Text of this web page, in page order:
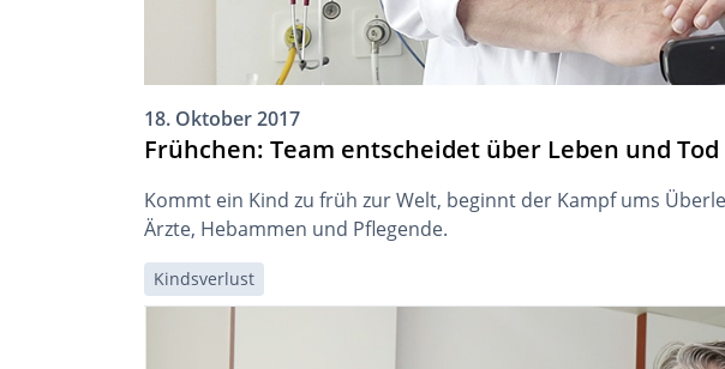
18. Oktober 2017
Frühchen: Team entscheidet über Leben und Tod
Kommt ein Kind zu früh zur Welt, beginnt der Kampf ums
Ärzte, Hebammen und Pflegende.
Kindsverlust